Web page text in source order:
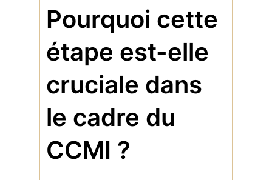
Pourquoi cette
étape est-elle
cruciale dans
le cadre du
CCMI ?